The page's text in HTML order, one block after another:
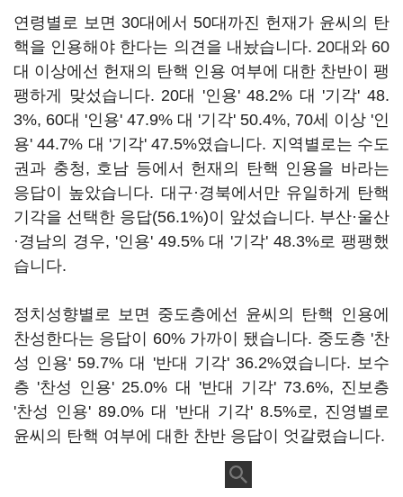
연령별로 보면 30대에서 50대까진 헌재가 윤씨의 탄
핵을 인용해야 한다는 의견을 내놨습니다. 20대와 60
대 이상에선 헌재의 탄핵 인용 여부에 대한 찬반이 팽
팽하게 맞섰습니다. 20대 '인용' 48.2% 대 '기각' 48.
3%, 60대 '인용' 47.9% 대 '기각' 50.4%, 70세 이상 '인
용' 44.7% 대 '기각' 47.5%였습니다. 지역별로는 수도
권과 충청, 호남 등에서 헌재의 탄핵 인용을 바라는
응답이 높았습니다. 대구·경북에서만 유일하게 탄핵
기각을 선택한 응답(56.1%)이 앞섰습니다. 부산·울산
·경남의 경우, '인용' 49.5% 대 '기각' 48.3%로 팽팽했
습니다.
정치성향별로 보면 중도층에선 윤씨의 탄핵 인용에
찬성한다는 응답이 60% 가까이 됐습니다. 중도층 '찬
성 인용' 59.7% 대 '반대 기각' 36.2%였습니다. 보수
층 '찬성 인용' 25.0% 대 '반대 기각' 73.6%, 진보층
'찬성 인용' 89.0% 대 '반대 기각' 8.5%로, 진영별로
윤씨의 탄핵 여부에 대한 찬반 응답이 엇갈렸습니다.